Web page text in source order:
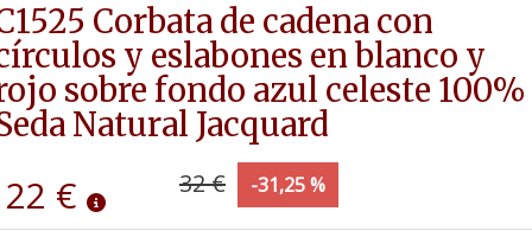
Corbata de cadena con
y eslabones en blanco y
sobre fondo azul celeste 100%
Natural Jacquard
22 € 32 € -31,25 %